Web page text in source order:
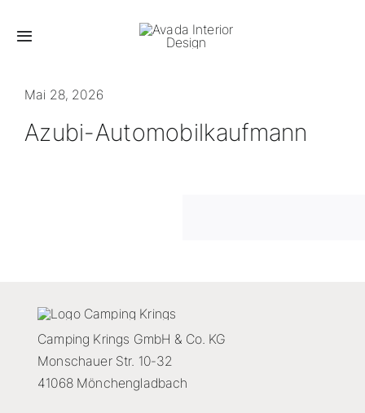
Inhalt
Toggle
Fahrzeuge
Karriere
Unternehmen
Mai 28, 2026
Azubi-Automobilkaufmann
Camping Krings GmbH & Co. KG
Monschauer Str. 10-32
41068 Mönchengladbach